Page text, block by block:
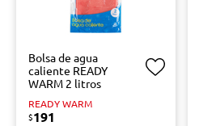
Bolsa de agua
caliente READY
WARM 2 litros
READY WARM
$191